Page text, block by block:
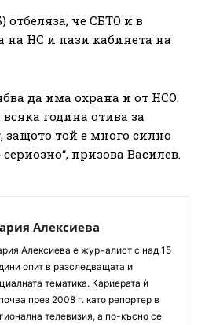
че СБТО и в
на НС и пази кабинета на
да има охрана и от НСО.
година отива за
защото той е много силно
призова Василев.
Алексиева
Алексиева е журналист с над 15
опит в разследващата и
тематика. Кариерата ѝ
през 2008 г. като репортер в
телевизия, а по-късно се